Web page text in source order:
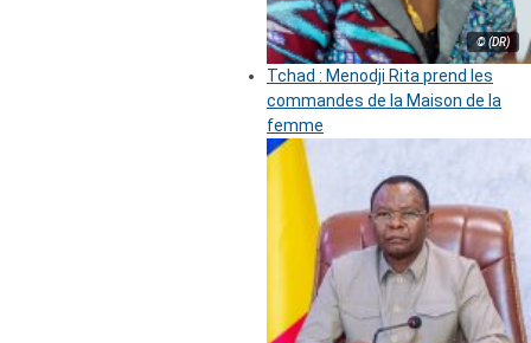
© (DR)
Tchad : Menodji Rita prend les
commandes de la Maison de la
femme